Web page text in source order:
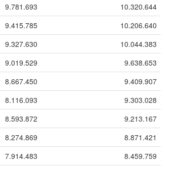
9.781.693
10.320.644
9.415.785
10.206.640
9.327.630
10.044.383
9.019.529
9.638.653
8.667.450
9.409.907
8.116.093
9.303.028
8.593.872
9.213.167
8.274.869
8.871.421
7.914.483
8.459.759